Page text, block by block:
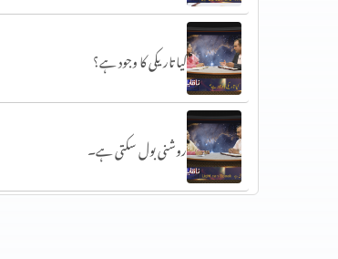
کیا تاریکی کا وجود ہے؟
روشنی بول سکتی ہے۔